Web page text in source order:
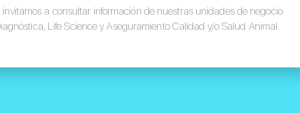
invitamos a consultar información de nuestras unidades de negocio
Life Science y Aseguramiento Calidad y/o Salud Animal.